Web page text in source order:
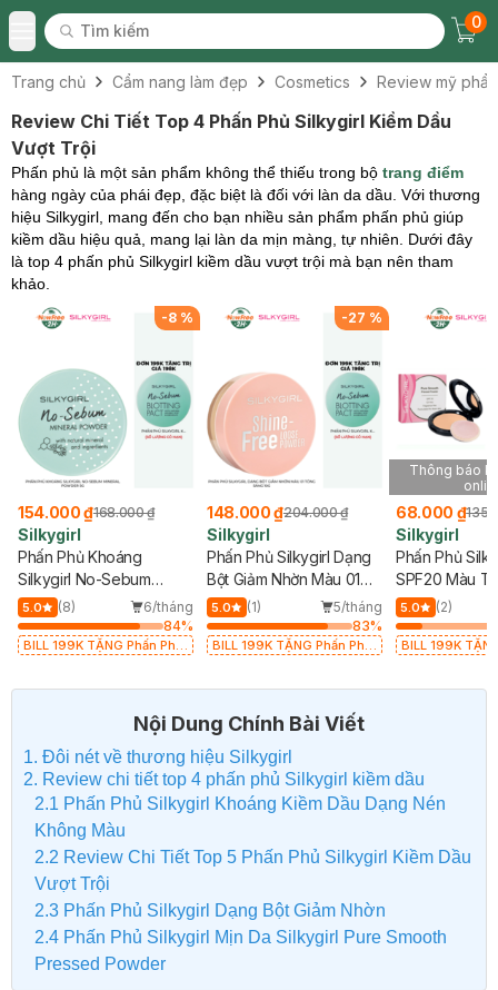
Toggle Menu
Tìm kiếm
Tìm kiếm
0
Trang chủ Cẩm nang làm đẹp Cosmetics Review mỹ
Review Chi Tiết Top 4 Phấn Phủ Silkygirl Kiềm Dầu
Vượt Trội
Phấn phủ là một sản phẩm không thể thiếu trong bộ trang điểm
hàng ngày của phái đẹp, đặc biệt là đối với làn da dầu. Với thương
hiệu Silkygirl, mang đến cho bạn nhiều sản phẩm phấn phủ giúp
kiềm dầu hiệu quả, mang lại làn da mịn màng, tự nhiên. Dưới đây
là top 4 phấn phủ Silkygirl kiềm dầu vượt trội mà bạn nên tham
khảo.
-8 %
154.000 ₫168.000 ₫
Silkygirl
Phấn Phủ Khoáng
Silkygirl No-Sebum
Mineral Powder 5g
5.0 (8)
6/tháng
84%
BILL 199K TẶNG Phấn Phủ
-27 %
148.000 ₫204.000 ₫
Silkygirl
Phấn Phủ Silkygirl Dạng
Bột Giảm Nhờn Màu 01
Tông Sáng 10g
5.0 (1)
5/tháng
83%
BILL 199K TẶNG Phấn Phủ
Thông báo
68.000 ₫
Silkygirl
Phấn Phủ
SPF20 Màu
Natural 10g
5.0 (2)
BILL 199K
Nội Dung Chính Bài Viết
1. Đôi nét về thương hiệu Silkygirl
2. Review chi tiết top 4 phấn phủ Silkygirl kiềm dầu
2.1 Phấn Phủ Silkygirl Khoáng Kiềm Dầu Dạng Nén
Không Màu
2.2 Review Chi Tiết Top 5 Phấn Phủ Silkygirl Kiềm Dầu
Vượt Trội
2.3 Phấn Phủ Silkygirl Dạng Bột Giảm Nhờn
2.4 Phấn Phủ Silkygirl Mịn Da Silkygirl Pure Smooth
Pressed Powder